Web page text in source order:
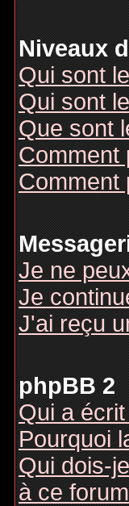
Niveaux
Qui sont
Qui sont
Que sont
Comment
Comment
Je ne
Je
J'ai reçu
phpBB 2
Qui a
Pourquoi
Qui dois-
à ce